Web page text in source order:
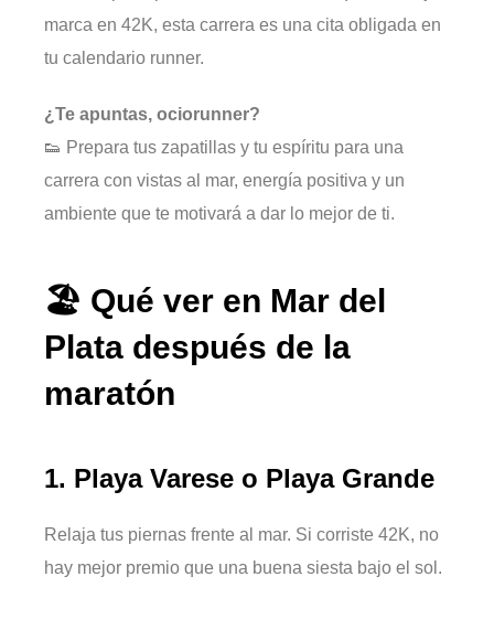
marca en 42K, esta carrera es una cita obligada en
tu calendario runner.
¿Te apuntas, ociorunner?
👟 Prepara tus zapatillas y tu espíritu para una
carrera con vistas al mar, energía positiva y un
ambiente que te motivará a dar lo mejor de ti.
🏖️ Qué ver en Mar del
Plata después de la
maratón
1. Playa Varese o Playa Grande
Relaja tus piernas frente al mar. Si corriste 42K, no
hay mejor premio que una buena siesta bajo el sol.